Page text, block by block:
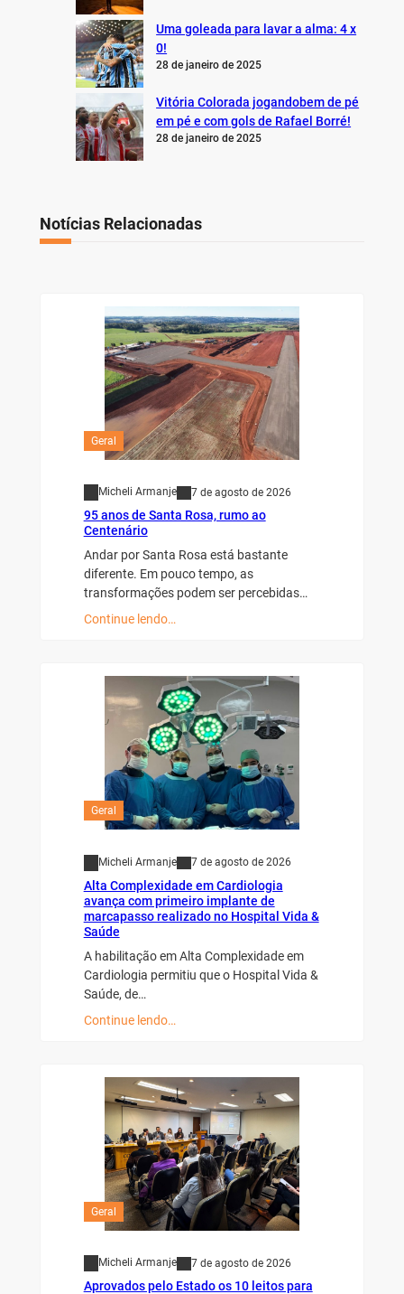
Uma goleada para lavar a alma: 4 x
0!
28 de janeiro de 2025
Vitória Colorada jogandobem de pé
em pé e com gols de Rafael Borré!
28 de janeiro de 2025
Notícias Relacionadas
Geral
Micheli Armanje 7 de agosto de 2026
95 anos de Santa Rosa, rumo ao
Centenário
Andar por Santa Rosa está bastante
diferente. Em pouco tempo, as
transformações podem ser percebidas…
Continue lendo…
Geral
Micheli Armanje 7 de agosto de 2026
Alta Complexidade em Cardiologia
avança com primeiro implante de
marcapasso realizado no Hospital Vida &
Saúde
A habilitação em Alta Complexidade em
Cardiologia permitiu que o Hospital Vida &
Saúde, de…
Continue lendo…
Geral
Micheli Armanje 7 de agosto de 2026
Aprovados pelo Estado os 10 leitos para